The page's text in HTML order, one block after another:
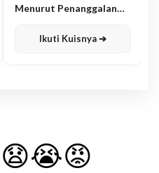
Menurut Penanggalan
Ikuti Kuisnya ➔
😧😭😡